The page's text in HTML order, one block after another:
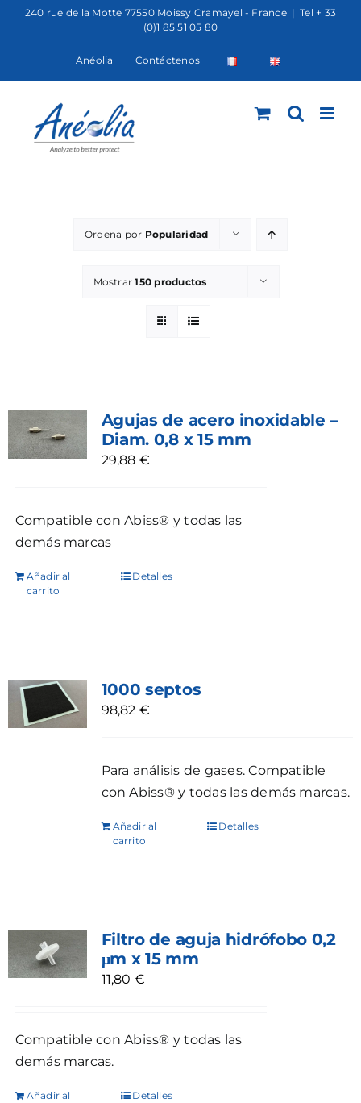
Saltar240 rue de la Motte 77550 Moissy Cramayel - France | Tel + 33
(0)1 85 51 05 80
Anéolia Contáctenos
Ordena por Popularidad
Mostrar150 productos
Agujas de acero inoxidable –
Diam. 0,8 x 15 mm
29,88 €
Compatible con Abiss® y todas las
demás marcas
Añadir al
carrito
Detalles
1000 septos
98,82 €
Para análisis de gases. Compatible
con Abiss® y todas las demás marcas.
Añadir al
carrito
Detalles
Filtro de aguja hidrófobo 0,2
μm x 15 mm
11,80 €
Compatible con Abiss® y todas las
demás marcas.
Añadir al
Detalles